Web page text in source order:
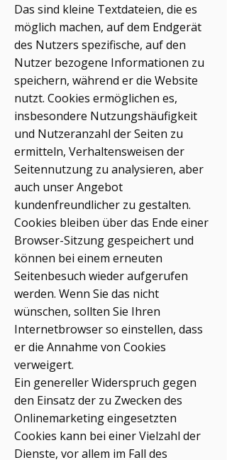
Das sind kleine Textdateien, die es
möglich machen, auf dem Endgerät
des Nutzers spezifische, auf den
Nutzer bezogene Informationen zu
speichern, während er die Website
nutzt. Cookies ermöglichen es,
insbesondere Nutzungshäufigkeit
und Nutzeranzahl der Seiten zu
ermitteln, Verhaltensweisen der
Seitennutzung zu analysieren, aber
auch unser Angebot
kundenfreundlicher zu gestalten.
Cookies bleiben über das Ende einer
Browser-Sitzung gespeichert und
können bei einem erneuten
Seitenbesuch wieder aufgerufen
werden. Wenn Sie das nicht
wünschen, sollten Sie Ihren
Internetbrowser so einstellen, dass
er die Annahme von Cookies
verweigert.
Ein genereller Widerspruch gegen
den Einsatz der zu Zwecken des
Onlinemarketing eingesetzten
Cookies kann bei einer Vielzahl der
Dienste, vor allem im Fall des